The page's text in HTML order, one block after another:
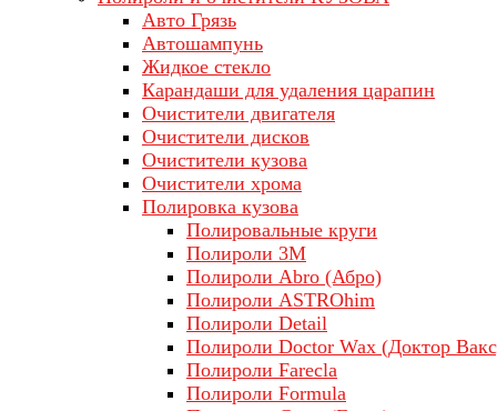
Авто Грязь
Автошампунь
Жидкое стекло
Карандаши для удаления царапин
Очистители двигателя
Очистители дисков
Очистители кузова
Очистители хрома
Полировка кузова
Полировальные круги
Полироли 3М
Полироли Abro (Абро)
Полироли ASTROhim
Полироли Detail
Полироли Doctor Wax (Доктор
Полироли Farecla
Полироли Formula